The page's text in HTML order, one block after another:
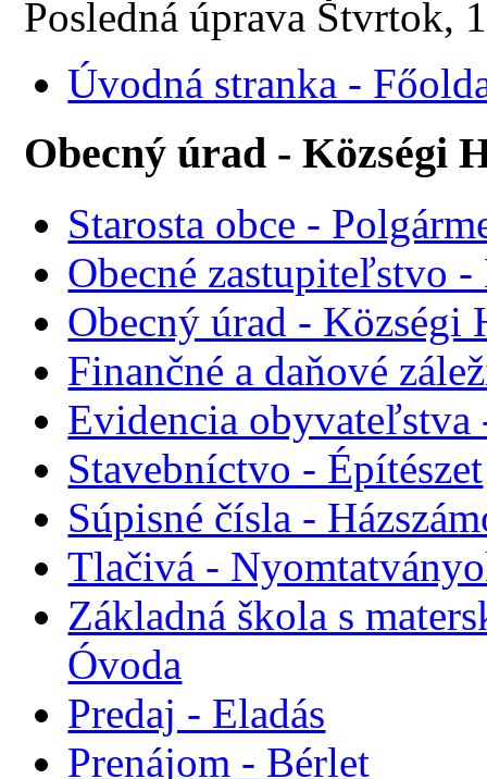
Posledná úprava Štvrtok,
Úvodná stranka -
Obecný úrad - Községi
Starosta obce -
Obecné zastupiteľstvo
Obecný úrad - Községi
Finančné a daňové
Evidencia obyvateľstva
Stavebníctvo - Építészet
Súpisné čísla -
Tlačivá -
Základná škola s
Óvoda
Predaj - Eladás
Prenájom - Bérlet